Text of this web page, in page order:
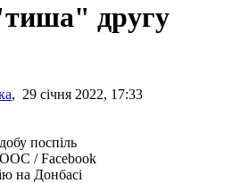
другу
, 29 січня 2022, 17:33
/ Facebook
на Донбасі